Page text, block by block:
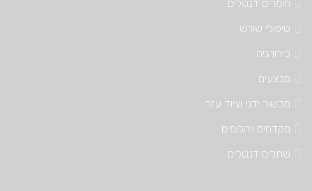
חומרים דנטלים
טיפולי שורש
כירורגיה
מבצעים
מכשור ידני וציוד עזר
מקדחים ויהלומים
שתלים דנטלים